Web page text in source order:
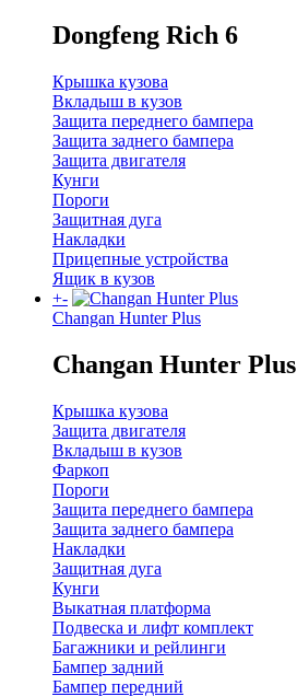
Dongfeng Rich 6
Крышка кузова
Вкладыш в кузов
Защита переднего бампера
Защита заднего бампера
Защита двигателя
Кунги
Пороги
Защитная дуга
Накладки
Прицепные устройства
Ящик в кузов
+-
Changan Hunter Plus
Changan Hunter Plus
Крышка кузова
Защита двигателя
Вкладыш в кузов
Фаркоп
Пороги
Защита переднего бампера
Защита заднего бампера
Накладки
Защитная дуга
Кунги
Выкатная платформа
Подвеска и лифт комплект
Багажники и рейлинги
Бампер задний
Бампер передний